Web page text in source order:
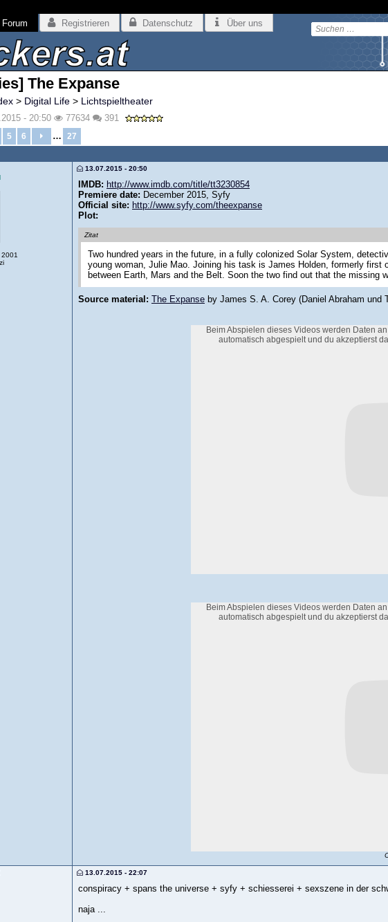
Forum Registrieren Datenschutz Über uns
The Expanse
> Digital Life > Lichtspieltheater
- 20:50 77634 391
5 6 … 27
13.07.2015 - 20:50
IMDB: http://www.imdb.com/title/tt3230854
Premiere date: December 2015, Syfy
Official site: http://www.syfy.com/theexpanse
Plot:
Zitat
Two hundred years in the future, in a fully colonized Solar System,
young woman, Julie Mao. Joining his task is James Holden, formerly
between Earth, Mars and the Belt. Soon the two find out that the missing
Source material: The Expanse by James S. A. Corey (Daniel Abraham und
Beim Abspielen dieses Videos werden Daten
automatisch abgespielt und du akzeptierst
Beim Abspielen dieses Videos werden Daten
automatisch abgespielt und du akzeptierst
13.07.2015 - 22:07
conspiracy + spans the universe + syfy + schiesserei + sexszene in der
naja ...